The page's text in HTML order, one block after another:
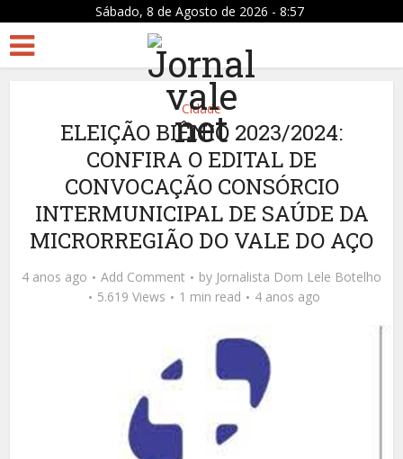
Sábado, 8 de Agosto de 2026 - 8:57
Cidade
ELEIÇÃO BIÊNIO 2023/2024:
CONFIRA O EDITAL DE
CONVOCAÇÃO CONSÓRCIO
INTERMUNICIPAL DE SAÚDE DA
MICRORREGIÃO DO VALE DO AÇO
4 anos ago Add Comment by Jornalista Dom Lele Botelho
5.619 Views
1 min read 4 anos ago